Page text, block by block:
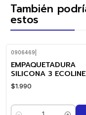
También
estos
0906469
EMPAQUETADURA
SILICONA 3 ECOLINE
$1.990